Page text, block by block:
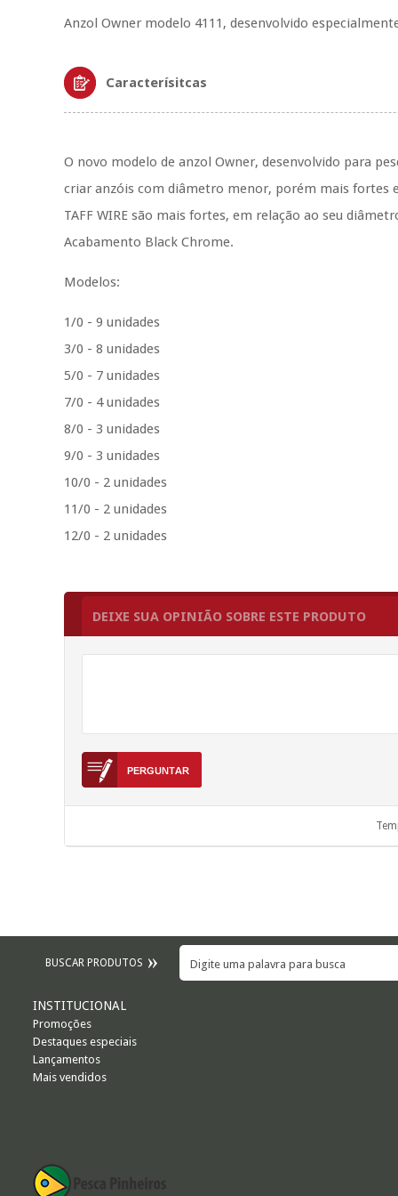
Anzol Owner modelo 4111, desenvolvido
Caracterísitcas
O novo modelo de anzol Owner, desenvolvido para
criar anzóis com diâmetro menor, porém mais fortes
TAFF WIRE são mais fortes, em relação ao seu
Acabamento Black Chrome.
Modelos:
1/0 - 9 unidades
3/0 - 8 unidades
5/0 - 7 unidades
7/0 - 4 unidades
8/0 - 3 unidades
9/0 - 3 unidades
10/0 - 2 unidades
11/0 - 2 unidades
12/0 - 2 unidades
DEIXE SUA OPINIÃO SOBRE ESTE PRODUTO
BUSCAR PRODUTOS
INSTITUCIONAL
Promoções
Destaques especiais
Lançamentos
Mais vendidos